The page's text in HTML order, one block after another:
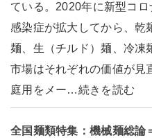
ている。2020年に新型コロ
感染症が拡大してから、乾
麺、生（チルド）麺、冷凍
市場はそれぞれの価値が見
庭用をメー…続きを読む
全国麺類特集：機械麺総論